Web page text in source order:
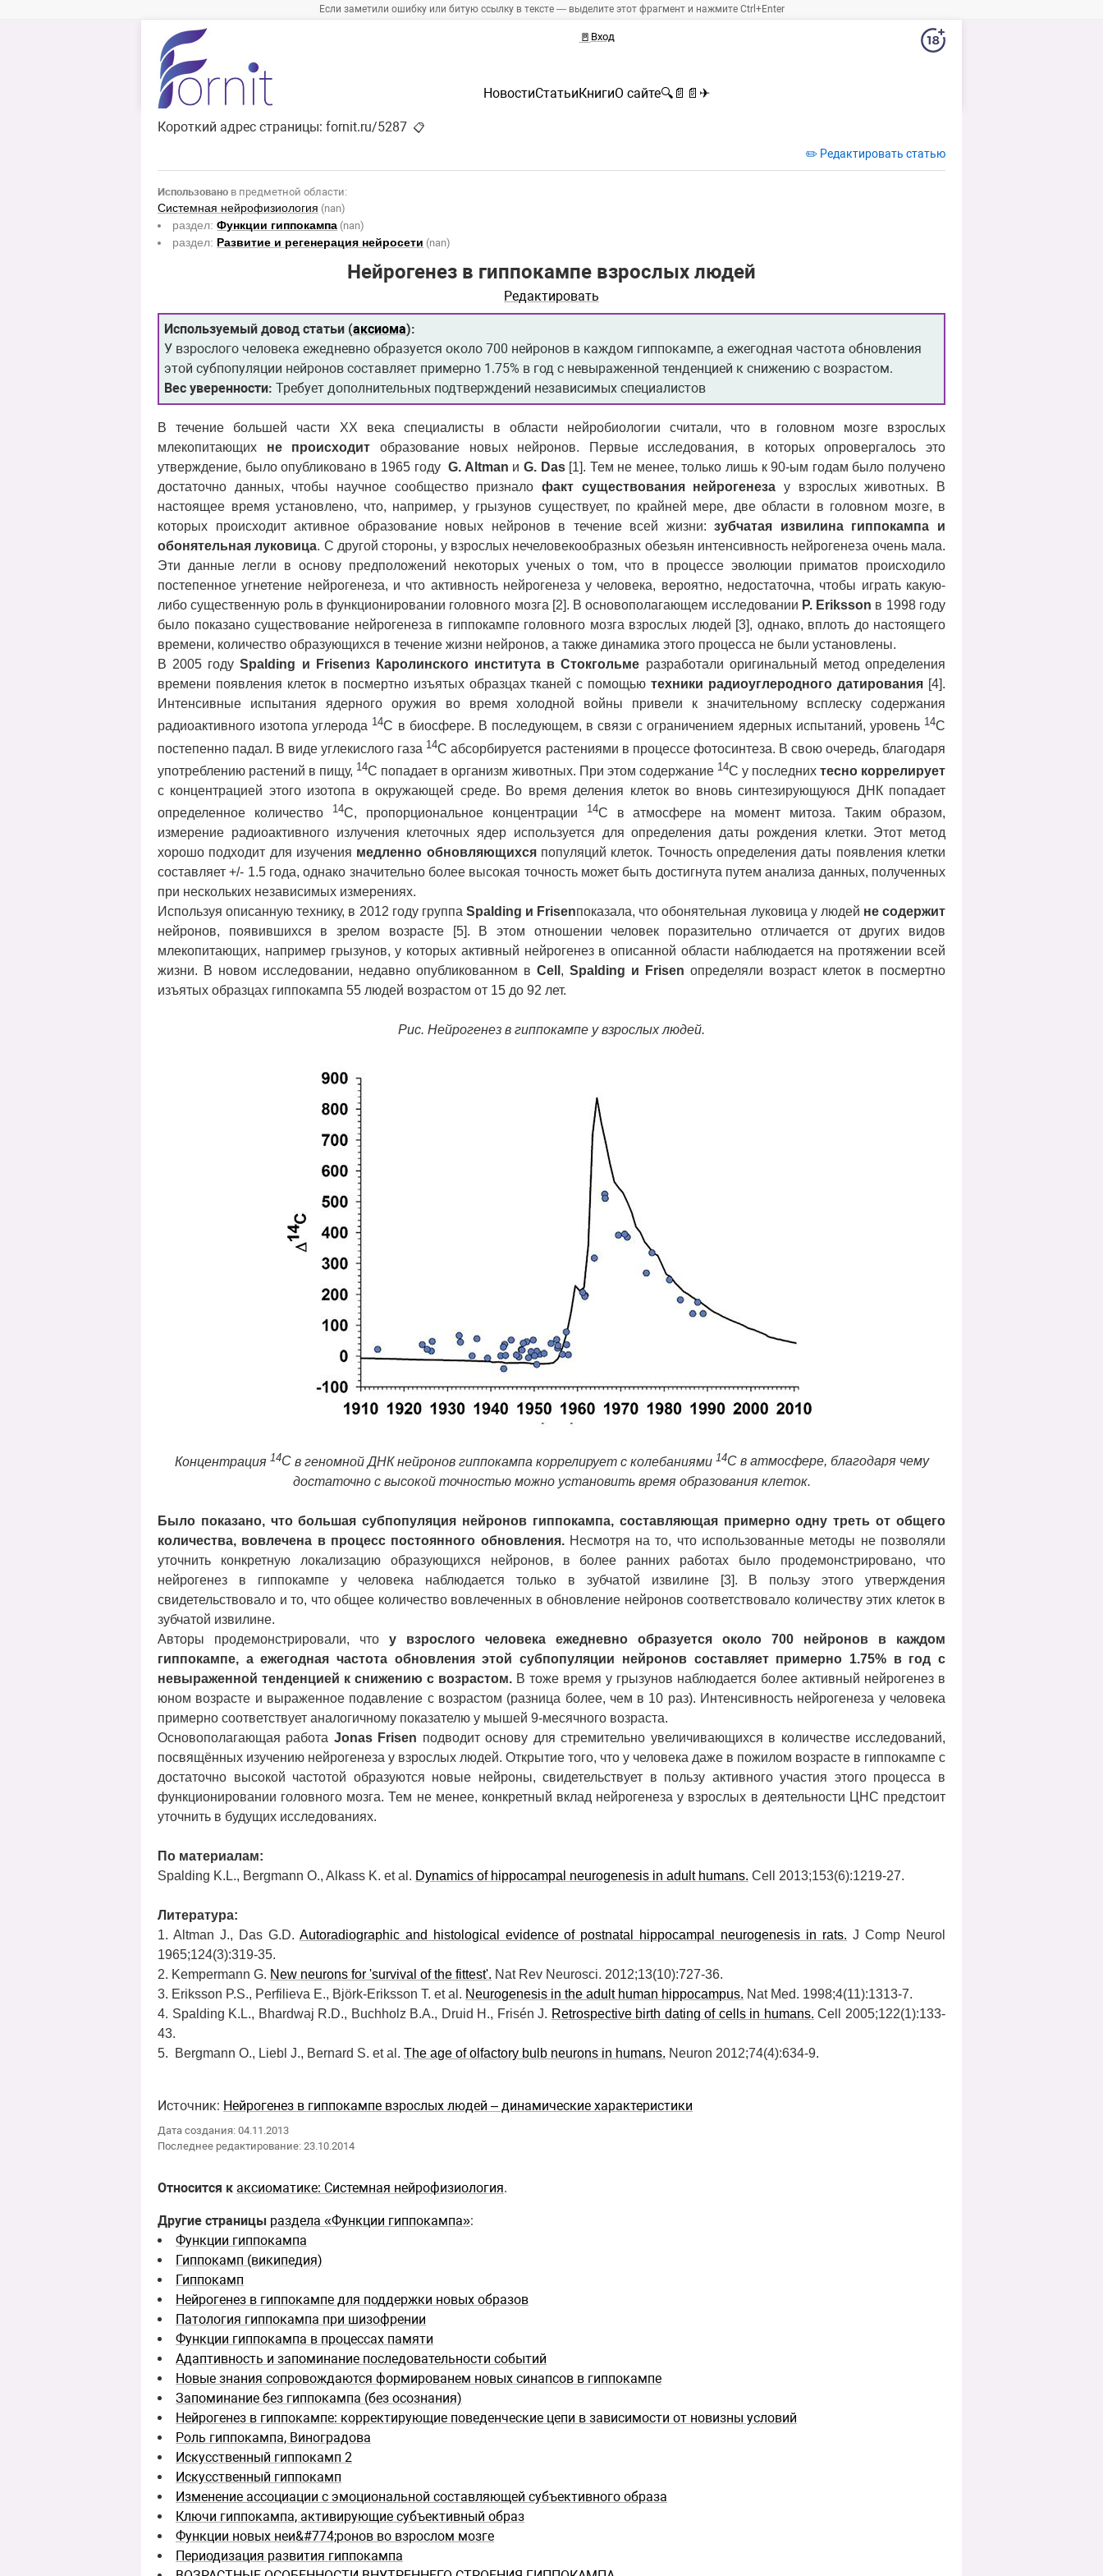
Если заметили ошибку или битую ссылку в тексте — выделите этот фрагмент и нажмите Ctrl+Enter
🚪 Вход
НовостиСтатьиКнигиО сайте🔍 📄 📄 ✈
Короткий адрес страницы: fornit.ru/5287 📋
✏️ Редактировать статью
Использовано в предметной области:
Системная нейрофизиология (nan)
раздел:Функции гиппокампа (nan)
раздел: Развитие и регенерация нейросети (nan)
Нейрогенез в гиппокампе взрослых людей
Редактировать
Используемый довод статьи (аксиома):
У взрослого человека ежедневно образуется около 700 нейронов в каждом гиппокампе, а ежегодная частота обновления
этой субпопуляции нейронов составляет примерно 1.75% в год с невыраженной тенденцией к снижению с возрастом.
Вес уверенности: Требует дополнительных подтверждений независимых специалистов
В течение большей части XX века специалисты в области нейробиологии считали, что в головном мозге взрослых
млекопитающих не происходит образование новых нейронов. Первые исследования, в которых опровергалось это
утверждение, было опубликовано в 1965 годуG. Altman и G. Das[1]. Тем не менее, только лишь к 90-ым годам было получено
достаточно данных, чтобы научное сообщество признало факт существования нейрогенеза у взрослых животных. В
настоящее время установлено, что, например, у грызунов существует, по крайней мере, две области в головном мозге, в
которых происходит активное образование новых нейронов в течение всей жизни:зубчатая извилина гиппокампа и
обонятельная луковица. С другой стороны, у взрослых нечеловекообразных обезьян интенсивность нейрогенеза очень мала.
Эти данные легли в основу предположений некоторых ученых о том, что в процессе эволюции приматов происходило
постепенное угнетение нейрогенеза, и что активность нейрогенеза у человека, вероятно, недостаточна, чтобы играть какую-
либо существенную роль в функционировании головного мозга [2]. В основополагающем исследовании P. Eriksson в 1998 году
было показано существование нейрогенеза в гиппокампе головного мозга взрослых людей [3], однако, вплоть до настоящего
времени, количество образующихся в течение жизни нейронов, а также динамика этого процесса не были установлены.
В 2005 годуSpalding и Frisenиз Каролинского института в Стокгольме разработали оригинальный метод определения
времени появления клеток в посмертно изъятых образцах тканей с помощьютехники радиоуглеродного датирования [4].
Интенсивные испытания ядерного оружия во время холодной войны привели к значительному всплеску содержания
радиоактивного изотопа углерода 14C в биосфере. В последующем, в связи с ограничением ядерных испытаний, уровень 14C
постепенно падал. В виде углекислого газа 14C абсорбируется растениями в процессе фотосинтеза. В свою очередь, благодаря
употреблению растений в пищу, 14C попадает в организм животных. При этом содержание 14C у последних тесно коррелирует
с концентрацией этого изотопа в окружающей среде. Во время деления клеток во вновь синтезирующуюся ДНК попадает
определенное количество
14C, пропорциональное концентрации 14C в атмосфере на момент митоза. Таким образом,
измерение радиоактивного излучения клеточных ядер используется для определения даты рождения клетки. Этот метод
хорошо подходит для изучения медленно обновляющихся популяций клеток. Точность определения даты появления клетки
составляет +/- 1.5 года, однако значительно более высокая точность может быть достигнута путем анализа данных, полученных
при нескольких независимых измерениях.
Используя описанную технику, в 2012 году группа Spalding и Frisenпоказала, что обонятельная луковица у людей не содержит
нейронов, появившихся в зрелом возрасте [5]. В этом отношении человек поразительно отличается от других видов
млекопитающих, например грызунов, у которых активный нейрогенез в описанной области наблюдается на протяжении всей
жизни. В новом исследовании, недавно опубликованном в Cell , Spalding и Frisen определяли возраст клеток в посмертно
изъятых образцах гиппокампа 55 людей возрастом от 15 до 92 лет.
Рис. Нейрогенез в гиппокампе у взрослых людей.
Концентрация 14Cв геномной ДНК нейронов гиппокампа коррелирует с колебаниями 14Cв атмосфере, благодаря чему
достаточно с высокой точностью можно установить время образования клеток.
Было показано, что большая субпопуляция нейронов гиппокампа, составляющая примерно одну треть от общего
количества, вовлечена в процесс постоянного обновления.Несмотря на то, что использованные методы не позволяли
уточнить конкретную локализацию образующихся нейронов, в более ранних работах было продемонстрировано, что
нейрогенез в гиппокампе у человека наблюдается только в зубчатой извилине [3]. В пользу этого утверждения
свидетельствовало и то, что общее количество вовлеченных в обновление нейронов соответствовало количеству этих клеток в
зубчатой извилине.
Авторы продемонстрировали, что у взрослого человека ежедневно образуется около 700 нейронов в каждом
гиппокампе, а ежегодная частота обновления этой субпопуляции нейронов составляет примерно 1.75% в год с
невыраженной тенденцией к снижению с возрастом. В тоже время у грызунов наблюдается более активный нейрогенез в
юном возрасте и выраженное подавление с возрастом (разница более, чем в 10 раз). Интенсивность нейрогенеза у человека
примерно соответствует аналогичному показателю у мышей 9-месячного возраста.
Основополагающая работа Jonas Frisen подводит основу для стремительно увеличивающихся в количестве исследований,
посвящённых изучению нейрогенеза у взрослых людей. Открытие того, что у человека даже в пожилом возрасте в гиппокампе с
достаточно высокой частотой образуются новые нейроны, свидетельствует в пользу активного участия этого процесса в
функционировании головного мозга. Тем не менее, конкретный вклад нейрогенеза у взрослых в деятельности ЦНС предстоит
уточнить в будущих исследованиях.
По материалам:
Spalding K.L., Bergmann O., Alkass K. et al. Dynamics of hippocampal neurogenesis in adult humans. Cell 2013;153(6):1219-27.
Литература:
1. Altman J., Das G.D. Autoradiographic and histological evidence of postnatal hippocampal neurogenesis in rats. J Comp Neurol
1965;124(3):319-35.
2. Kempermann G. New neurons for 'survival of the fittest'. Nat Rev Neurosci. 2012;13(10):727-36.
3. Eriksson P.S., Perfilieva E., Björk-Eriksson T. et al. Neurogenesis in the adult human hippocampus. Nat Med. 1998;4(11):1313-7.
4. Spalding K.L., Bhardwaj R.D., Buchholz B.A., Druid H., Frisén J. Retrospective birth dating of cells in humans. Cell 2005;122(1):133-
43.
5. Bergmann O., Liebl J., Bernard S. et al. The age of olfactory bulb neurons in humans. Neuron 2012;74(4):634-9.
Источник: Нейрогенез в гиппокампе взрослых людей – динамические характеристики
Дата создания: 04.11.2013
Последнее редактирование: 23.10.2014
Относится к аксиоматике: Системная нейрофизиология.
Другие страницы раздела «Функции гиппокампа»:
Функции гиппокампа
Гиппокамп (википедия)
Гиппокамп
Нейрогенез в гиппокампе для поддержки новых образов
Патология гиппокампа при шизофрении
Функции гиппокампа в процессах памяти
Адаптивность и запоминание последовательности событий
Новые знания сопровождаются формированем новых синапсов в гиппокампе
Запоминание без гиппокампа (без осознания)
Нейрогенез в гиппокампе: корректирующие поведенческие цепи в зависимости от новизны условий
Роль гиппокампа, Виноградова
Искусственный гиппокамп 2
Искусственный гиппокамп
Изменение ассоциации с эмоциональной составляющей субъективного образа
Ключи гиппокампа, активирующие субъективный образ
Функции новых неи&#774;ронов во взрослом мозге
Периодизация развития гиппокампа